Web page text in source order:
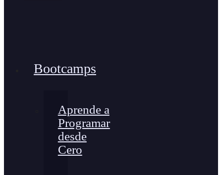
Bootcamps
Aprende a
Programar
desde
Cero